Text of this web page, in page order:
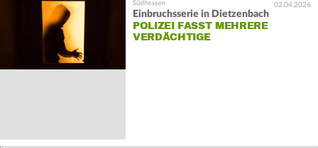
02.04.2026
Einbruchsserie in Dietzenbach
POLIZEI FASST MEHRERE
VERDÄCHTIGE